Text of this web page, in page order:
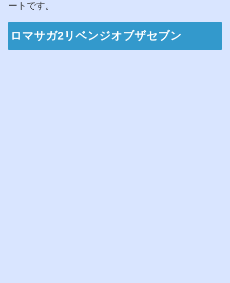
ートです。
ロマサガ2リベンジオブザセブン